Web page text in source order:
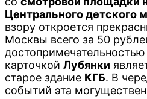
Центрального детского
взору откроется
Москвы всего за 50
карточкой Лубянки
старое здание КГБ. В
событий эта